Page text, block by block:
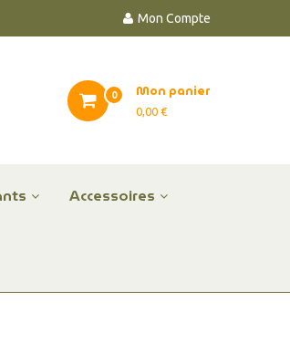
Mon Compte
Mon panier
0,00 €
0
Accessoires